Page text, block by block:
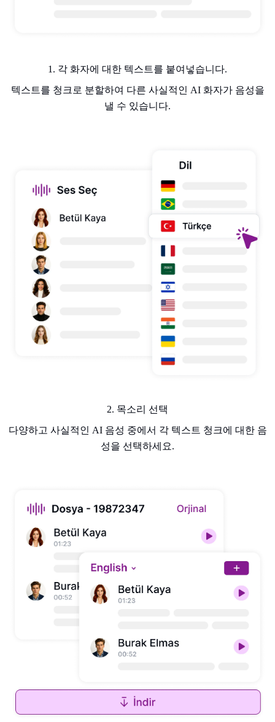
1. 각 화자에 대한 텍스트를 붙여넣습니다.
텍스트를 청크로 분할하여 다른 사실적인 AI 화자가 음성을
낼 수 있습니다.
2. 목소리 선택
다양하고 사실적인 AI 음성 중에서 각 텍스트 청크에 대한 음
성을 선택하세요.